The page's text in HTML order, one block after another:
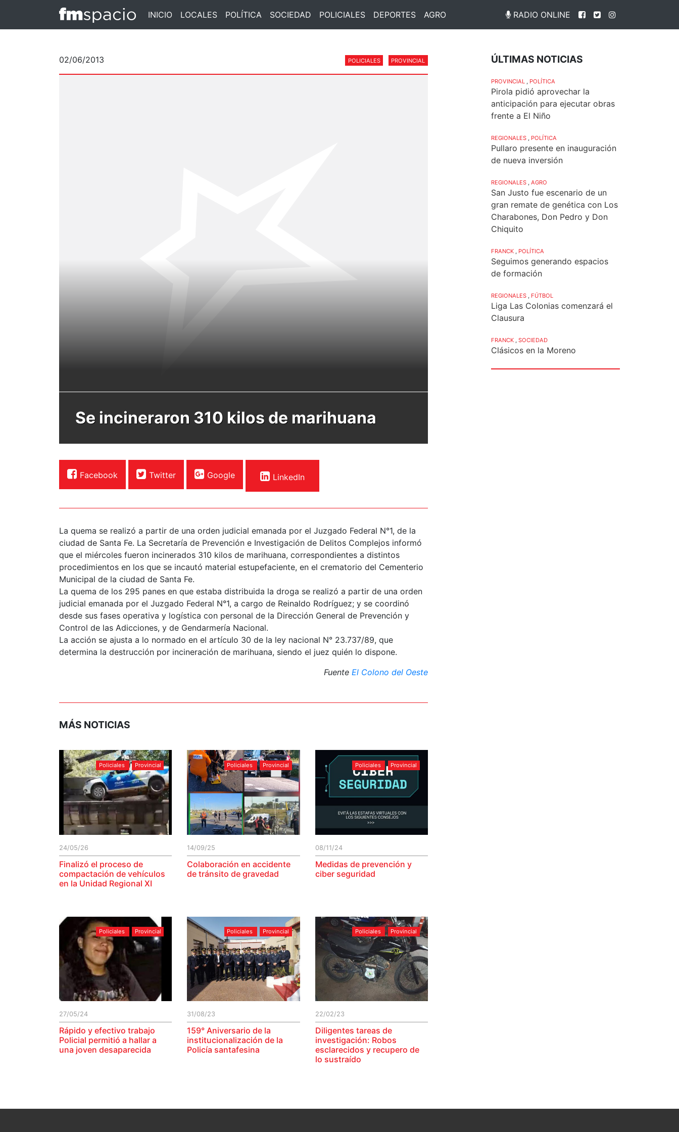
INICIO LOCALES POLÍTICA SOCIEDAD POLICIALES DEPORTES AGRO RADIO ONLINE
02/06/2013 POLICIALES PROVINCIAL
Se incineraron 310 kilos de marihuana
Facebook Twitter Google LinkedIn
La quema se realizó a partir de una orden judicial emanada por el Juzgado Federal N°1, de la
ciudad de Santa Fe. La Secretaría de Prevención e Investigación de Delitos Complejos informó
que el miércoles fueron incinerados 310 kilos de marihuana, correspondientes a distintos
procedimientos en los que se incautó material estupefaciente, en el crematorio del Cementerio
Municipal de la ciudad de Santa Fe.
La quema de los 295 panes en que estaba distribuida la droga se realizó a partir de una orden
judicial emanada por el Juzgado Federal N°1, a cargo de Reinaldo Rodríguez; y se coordinó
desde sus fases operativa y logística con personal de la Dirección General de Prevención y
Control de las Adicciones, y de Gendarmería Nacional.
La acción se ajusta a lo normado en el artículo 30 de la ley nacional N° 23.737/89, que
determina la destrucción por incineración de marihuana, siendo el juez quién lo dispone.
Fuente El Colono del Oeste
MÁS NOTICIAS
Policiales Provincial
24/05/26
Finalizó el proceso de
compactación de vehículos
en la Unidad Regional XI
Policiales Provincial
14/09/25
Colaboración en accidente
de tránsito de gravedad
Policiales Provincial
08/11/24
Medidas de prevención y
ciber seguridad
Policiales Provincial
27/05/24
Rápido y efectivo trabajo
Policial permitió a hallar a
una joven desaparecida
Policiales Provincial
31/08/23
159° Aniversario de la
institucionalización de la
Policía santafesina
Policiales Provincial
22/02/23
Diligentes tareas de
investigación: Robos
esclarecidos y recupero de
lo sustraído
ÚLTIMAS NOTICIAS
PROVINCIAL POLÍTICA
Pirola pidió aprovechar la
anticipación para ejecutar obras
frente a El Niño
REGIONALES POLÍTICA
Pullaro presente en inauguración
de nueva inversión
REGIONALES AGRO
San Justo fue escenario de un
gran remate de genética con Los
Charabones, Don Pedro y Don
Chiquito
FRANCK POLÍTICA
Seguimos generando espacios
de formación
REGIONALES FÚTBOL
Liga Las Colonias comenzará el
Clausura
FRANCK SOCIEDAD
Clásicos en la Moreno